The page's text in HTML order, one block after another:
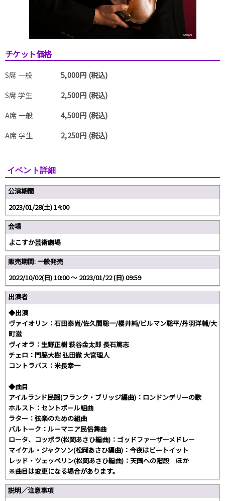
チケット価格
S席 一般
5,000円 (税込)
S席 学生
2,500円 (税込)
A席 一般
4,500円 (税込)
A席 学生
2,250円 (税込)
イベント詳細
公演期間
2023/01/28(土) 14:00
会場
よこすか芸術劇場
販売期間: 一般発売
2022/10/02(日) 10:00 〜 2023/01/22 (日) 09:59
出演者
◆出演
ヴァイオリン：石田泰尚/佐久間聡一/櫻井純/ビルマン聡平/丹羽洋輔/大
町滋
ヴィオラ：生野正樹 萩谷金太郎 長石篤志
チェロ：門脇大樹 弘田徹 大宮理人
コントラバス：米長幸一
◆曲目
アイルランド民謡(フランク・ブリッジ編曲)：ロンドンデリーの歌
ホルスト：セントポール組曲
ラター：弦楽のための組曲
バルトーク：ルーマニア民俗舞曲
ロータ、コッポラ(松岡あさひ編曲)：ゴッドファーザーメドレー
マイケル・ジャクソン(松岡あさひ編曲)：今夜はビートイット
レッド・ツェッペリン(松岡あさひ編曲)：天国への階段 ほか
※曲目は変更になる場合があります。
説明／注意事項